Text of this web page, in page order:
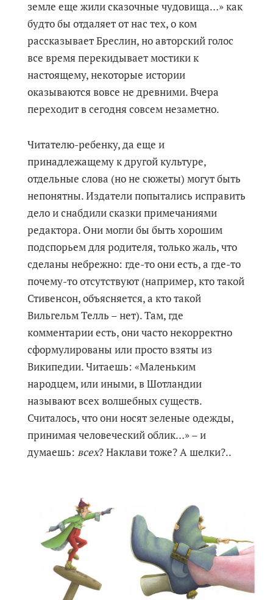
земле еще жили сказочные чудовища…» как
будто бы отдаляет от нас тех, о ком
рассказывает Бреслин, но авторский голос
все время перекидывает мостики к
настоящему, некоторые истории
оказываются вовсе не древними. Вчера
переходит в сегодня совсем незаметно.
Читателю-ребенку, да еще и
принадлежащему к другой культуре,
отдельные слова (но не сюжеты) могут быть
непонятны. Издатели попытались исправить
дело и снабдили сказки примечаниями
редактора. Они могли бы быть хорошим
подспорьем для родителя, только жаль, что
сделаны небрежно: где-то они есть, а где-то
почему-то отсутствуют (например, кто такой
Стивенсон, объясняется, а кто такой
Вильгельм Телль – нет). Там, где
комментарии есть, они часто некорректно
сформулированы или просто взяты из
Википедии. Читаешь: «Маленьким
народцем, или иными, в Шотландии
называют всех волшебных существ.
Считалось, что они носят зеленые одежды,
принимая человеческий облик…» – и
думаешь: всех? Наклави тоже? А шелки?..